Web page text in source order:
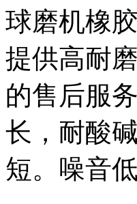
球磨机橡
提供高耐
的售后服
长，耐酸
短。噪音低